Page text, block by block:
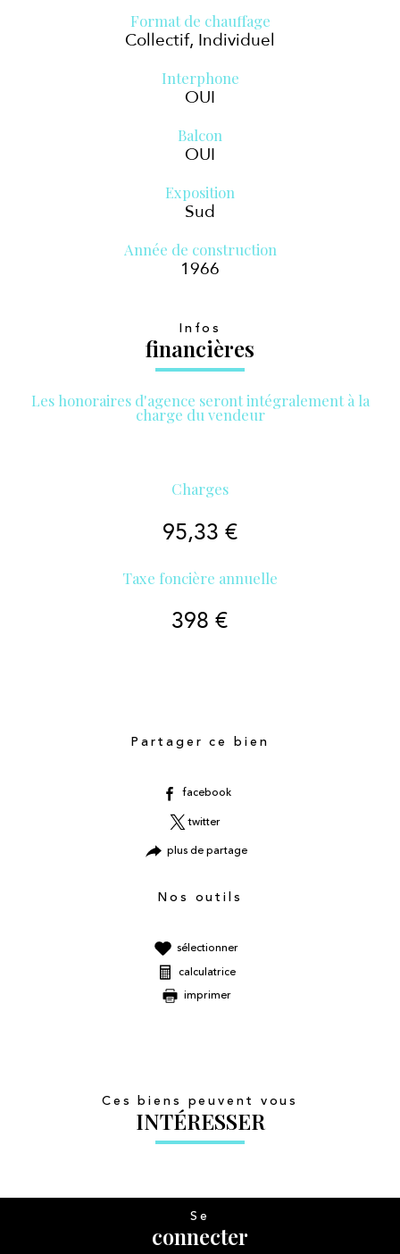
Format de chauffage
Collectif, Individuel
Interphone
OUI
Balcon
OUI
Exposition
Sud
Année de construction
1966
Infos
financières
Les honoraires d'agence seront intégralement à la
charge du vendeur
Charges
95,33 €
Taxe foncière annuelle
398 €
Partager ce bien
facebook
twitter
plus de partage
Nos outils
sélectionner
calculatrice
imprimer
Ces biens peuvent vous
INTÉRESSER
Se
connecter